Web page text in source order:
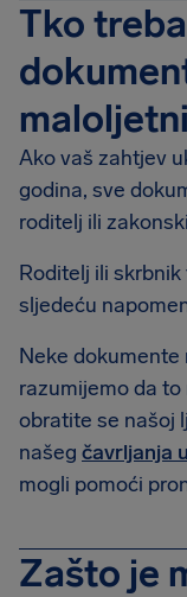
Tko
Ako vaš zahtjev
godina, sve
roditelj ili
Roditelj ili
sljedeću
Neke
razumijemo da
obratite se našoj
našeg čavrljanja
mogli pomoći
Zašto je